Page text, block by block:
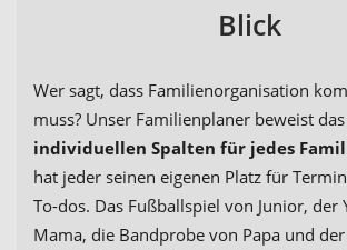
Blick
Wer sagt, dass Familienorganisation
muss? Unser Familienplaner beweist
individuellen Spalten für jedes
hat jeder seinen eigenen Platz für
To-dos. Das Fußballspiel von Junior, der
Mama, die Bandprobe von Papa und der